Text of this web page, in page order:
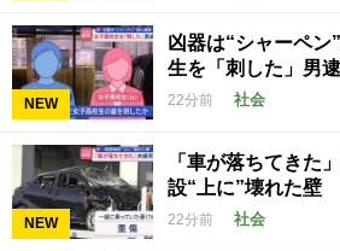
NEW
凶器は“シャーペ
生を「刺した」男
22分前 社会
NEW
「車が落ちてき
設“上に”壊れた壁
22分前 社会